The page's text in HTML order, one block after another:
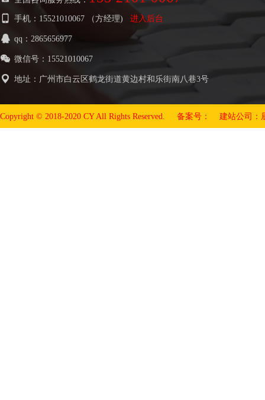
 手机：15521010067 （方经理) 进入后台
 qq：2865656977
 微信号：15521010067
 地址：广州市白云区鹤龙街道黄边村和乐街南八巷3号
Copyright © 2018-2020 CY All Rights Reserved. 备案号： 建站公司：